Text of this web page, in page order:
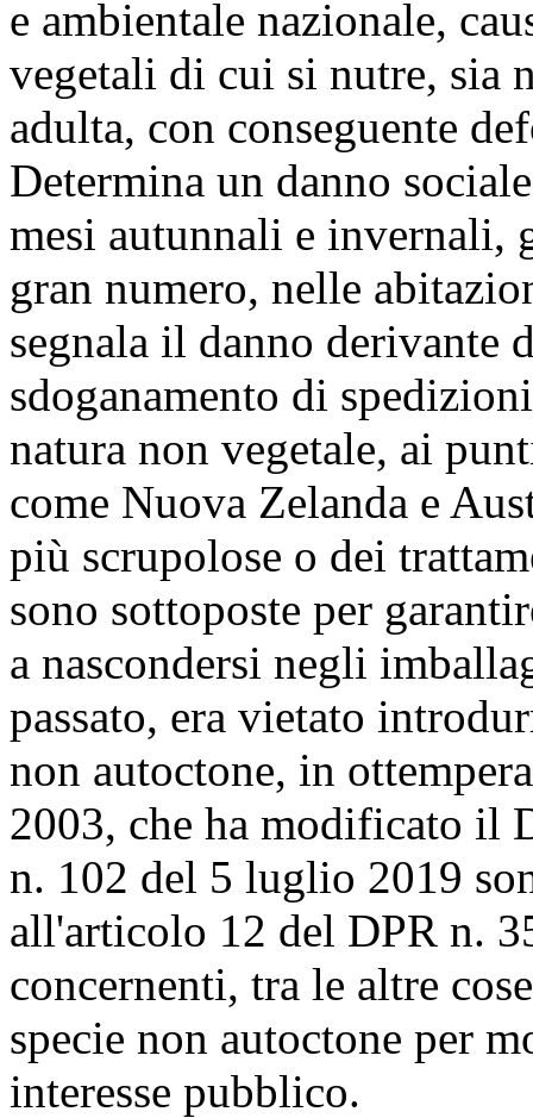
e ambientale nazionale,
vegetali di cui si nutre, sia
adulta, con conseguente
Determina un danno
mesi autunnali e invernali,
gran numero, nelle
segnala il danno
sdoganamento di
natura non vegetale, ai
come Nuova Zelanda e
più scrupolose o dei
sono sottoposte per
a nascondersi negli
passato, era vietato
non autoctone, in
2003, che ha modificato il
n. 102 del 5 luglio 2019
all'articolo 12 del DPR n.
concernenti, tra le altre
specie non autoctone per
interesse pubblico.